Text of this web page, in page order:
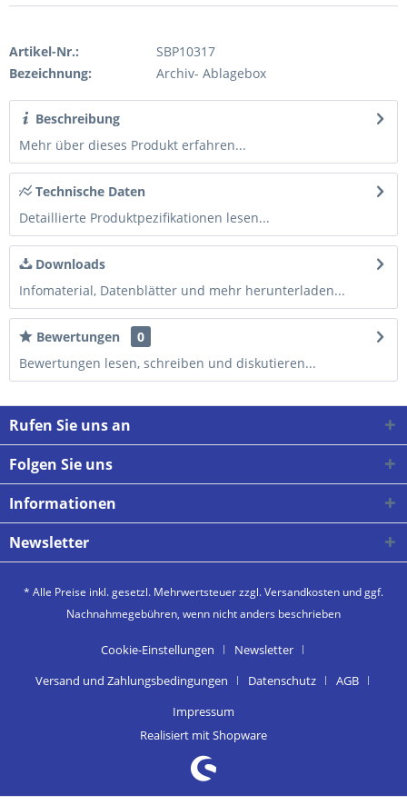
Artikel-Nr.:
SBP10317
Bezeichnung:
Archiv- Ablagebox
Beschreibung
Mehr über dieses Produkt erfahren...
Technische Daten
Detaillierte Produktpezifikationen lesen...
Downloads
Infomaterial, Datenblätter und mehr herunterladen...
Bewertungen
0
Bewertungen lesen, schreiben und diskutieren...
Rufen Sie uns an
Folgen Sie uns
Informationen
Newsletter
* Alle Preise inkl. gesetzl. Mehrwertsteuer zzgl.Versandkosten und ggf.
Nachnahmegebühren, wenn nicht anders beschrieben
Cookie-Einstellungen
Newsletter
Versand und Zahlungsbedingungen
Datenschutz
AGB
Impressum
Realisiert mit Shopware